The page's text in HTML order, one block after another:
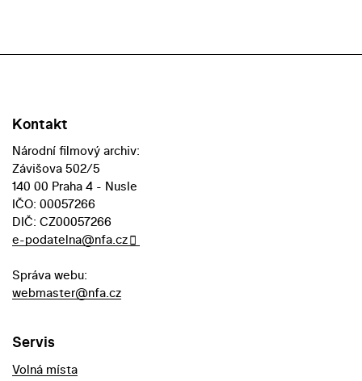
Kontakt
Národní filmový archiv:
Závišova 502/5
140 00 Praha 4 - Nusle
IČO: 00057266
DIČ: CZ00057266
e-podatelna@nfa.cz
Správa webu:
webmaster@nfa.cz
Servis
Volná místa